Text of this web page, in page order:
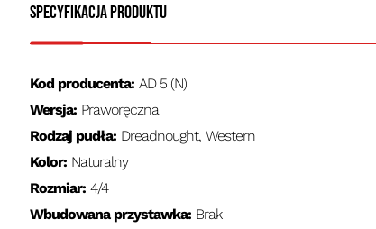
Specyfikacja produktu
Kod producenta: AD 5 (N)
Wersja: Praworęczna
Rodzaj pudła: Dreadnought, Western
Kolor: Naturalny
Rozmiar: 4/4
Wbudowana przystawka: Brak